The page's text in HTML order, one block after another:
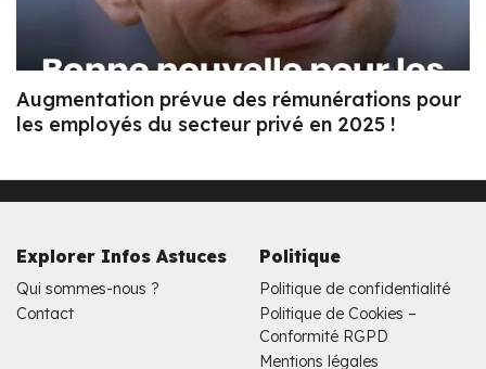
Augmentation prévue des rémunérations pour
les employés du secteur privé en 2025 !
Explorer Infos Astuces
Qui sommes-nous ?
Contact
Politique
Politique de confidentialité
Politique de Cookies –
Conformité RGPD
Mentions légales